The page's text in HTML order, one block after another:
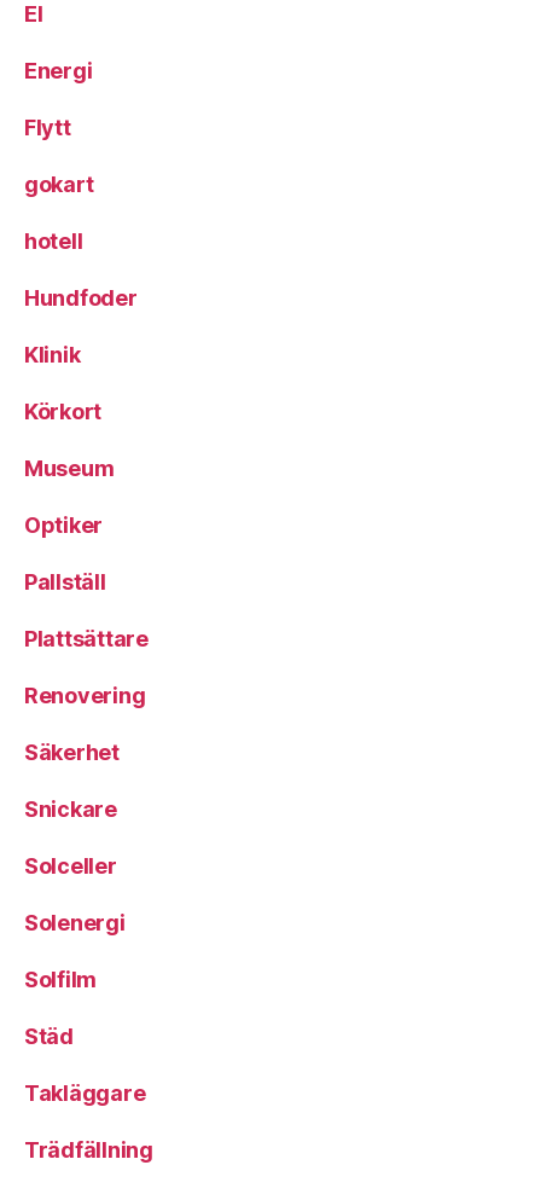
El
Energi
Flytt
gokart
hotell
Hundfoder
Klinik
Körkort
Museum
Optiker
Pallställ
Plattsättare
Renovering
Säkerhet
Snickare
Solceller
Solenergi
Solfilm
Städ
Takläggare
Trädfällning